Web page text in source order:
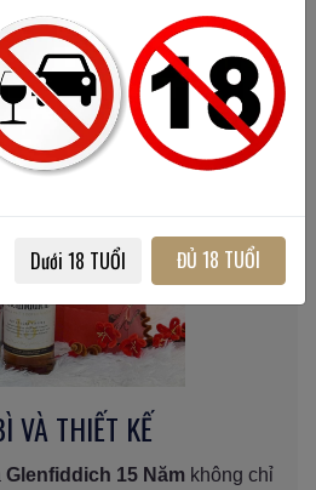
VÀ THIẾT KẾ
Glenfiddich 15 Năm không chỉ
Dưới 18 TUỔI ĐỦ 18 TUỔI